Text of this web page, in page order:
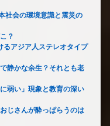
社会の環境意識と震災の
？
るアジア人ステレオタイプ
静かな余生？それとも老
弱い」現象と教育の深い
じさんが酔っぱらうのは